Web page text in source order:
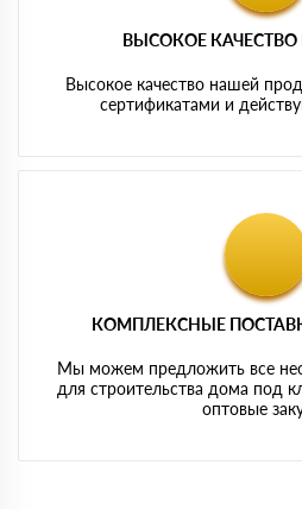
ВЫСОКОЕ
Высокое качество нашей
сертификатами и
КОМПЛЕКСНЫЕ
Мы можем предложить все
для строительства дома под
оптовые